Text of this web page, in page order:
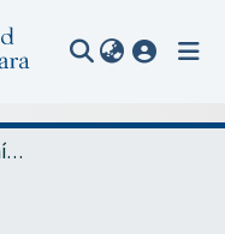
Departamento de Economía, Administración y Mercadología